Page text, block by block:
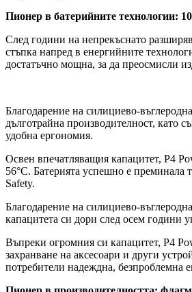
Пионер в батерийните технологии:
След години на непрекъснато
стъпка напред в енергийните
достатъчно мощна, за да преосмисли
Благодарение на силициево-
дълготрайна производителност, като
удобна ергономия.
Освен впечатляващия капацитет, P4
56°C. Батерията успешно е преминала
Safety.
Благодарение на силициево-
капацитета си дори след осем години
Въпреки огромния си капацитет, P4
захранване на аксесоари и други
потребители надеждна, безпроблемна